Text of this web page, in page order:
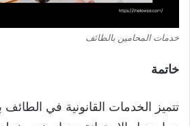
خدمات المحامين بالطائف
خاتمة
تتميز الخدمات القانونية في الطائف